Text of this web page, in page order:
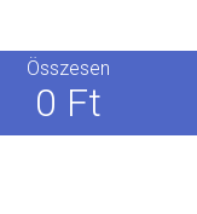
Összesen
0 Ft